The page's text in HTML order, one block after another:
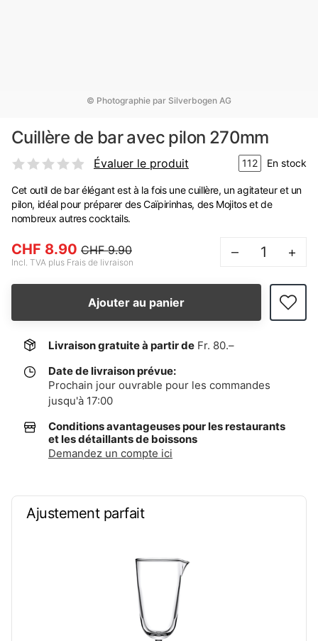
© Photographie par Silverbogen AG
Cuillère de bar avec pilon 270mm
Évaluer le produit 112 En stock
Cet outil de bar élégant est à la fois une cuillère, un agitateur et un
pilon, idéal pour préparer des Caïpirinhas, des Mojitos et de
nombreux autres cocktails.
CHF 8.90 CHF 9.90
Incl. TVA plus Frais de livraison
– +
Ajouter au panier
Livraison gratuite à partir de Fr. 80.–
Date de livraison prévue:
Prochain jour ouvrable pour les commandes
jusqu'à 17:00
Conditions avantageuses pour les restaurants
et les détaillants de boissons
Demandez un compte ici
Ajustement parfait